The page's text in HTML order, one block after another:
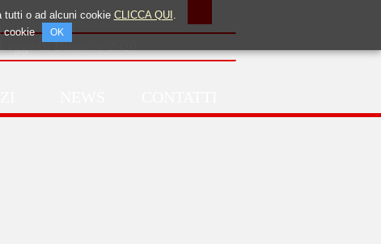
di Bilancio 2020
tutti o ad alcuni cookie CLICCA QUI .
cookie
OK